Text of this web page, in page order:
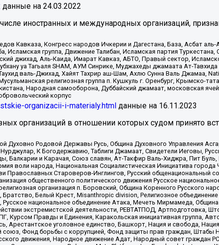
данные на 24.03.2022
иностранных и международных организаций,
Кавказа, Конгресс народов Ичкерии и Дагестана, База, Асбат аль-
Исламская группа, Движение Талибан, Исламская партия
джихад, Аль-Каида, Имарат Кавказ, АБТО, Правый сектор,
уа Тагьаля SHAM, АУМ Синрике, Муджахеды джамаата Ат-
валь-Джихад, Хайят Тахрир аш-Шам, Ахлю Сунна Валь Джамаа,
религиозная группа п. Кушкуль г. Оренбург, Крымско-
Народная самооборона, Дуббайский джамаат, московская
корпус
organizacii-i-materialy.html данные на 16.11.2023
организаций в отношении которых судом принято
Духовно Родовой Державы Русь, Община Духовного Управления
К Богодержавию, Таблиги Джамаат, Свидетели Иеговы,
и Карачая, Союз славян, Ат-Такфир Валь-Хиджра, Пит Буль,
воли народа, Национальная Социалистическая Инициатива
Православных Староверов-Инглингов, Русский общенациональный
общественного политического движения Русское
организация п. Боровский, Община Коренного Русского
Белый Крест, Misanthropic division, Религиозное
Русское национальное объединение Атака, Мечеть Мирмамеда,
экстремистской деятельности, РЕВТАТПОД, Артподготовка,
Курсом Правды и Единения, Каракольская инициативная группа,
Арестантское уголовное единство, Башкорт, Нация и свобода,
Фонд борьбы с коррупцией, Фонд защиты прав граждан, Штабы
движения, Народное движение Адат, Народный совет граждан